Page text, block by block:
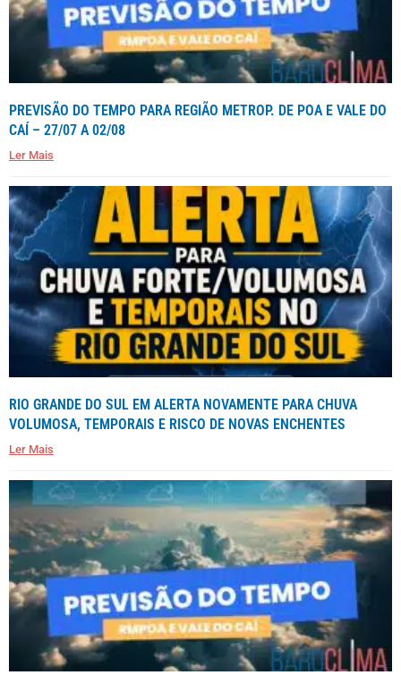
PREVISÃO DO TEMPO PARA REGIÃO METROP. DE POA E VALE DO
CAÍ – 27/07 A 02/08
Ler Mais
RIO GRANDE DO SUL EM ALERTA NOVAMENTE PARA CHUVA
VOLUMOSA, TEMPORAIS E RISCO DE NOVAS ENCHENTES
Ler Mais